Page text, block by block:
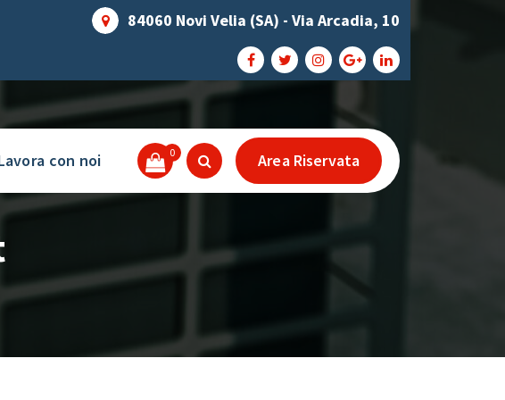
84060 Novi Velia (SA) - Via Arcadia, 10
con noi 0 Area Riservata